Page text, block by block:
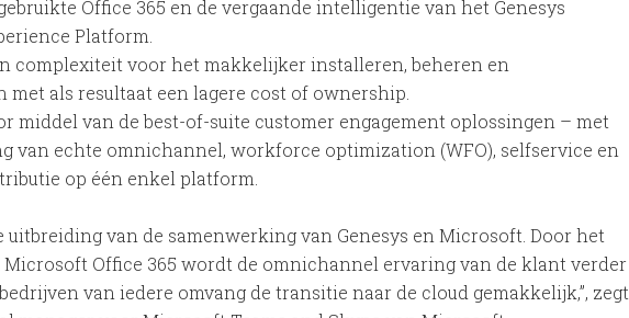
Office 365 en de vergaande intelligentie van het Genesys
Platform.
complexiteit voor het makkelijker installeren, beheren en
met als resultaat een lagere cost of ownership.
middel van de best-of-suite customer engagement oplossingen – met
van echte omnichannel, workforce optimization (WFO), selfservice en
op één enkel platform.
uitbreiding van de samenwerking van Genesys en Microsoft. Door het
Office 365 wordt de omnichannel ervaring van de klant verder
van iedere omvang de transitie naar de cloud gemakkelijk,”, zegt